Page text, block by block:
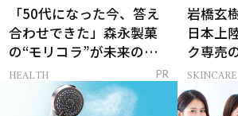
「50代になった今、答え
合わせできた」森永製菓
の“モリコラ”が未来のキ
レイを連れてくる！
HEALTH PR
岩橋玄
日本上
ク専売
ンケア」
SKINCARE